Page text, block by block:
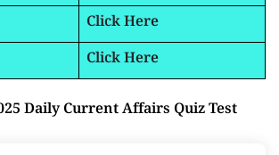
Click Here
Click Here
Daily Current Affairs Quiz Test